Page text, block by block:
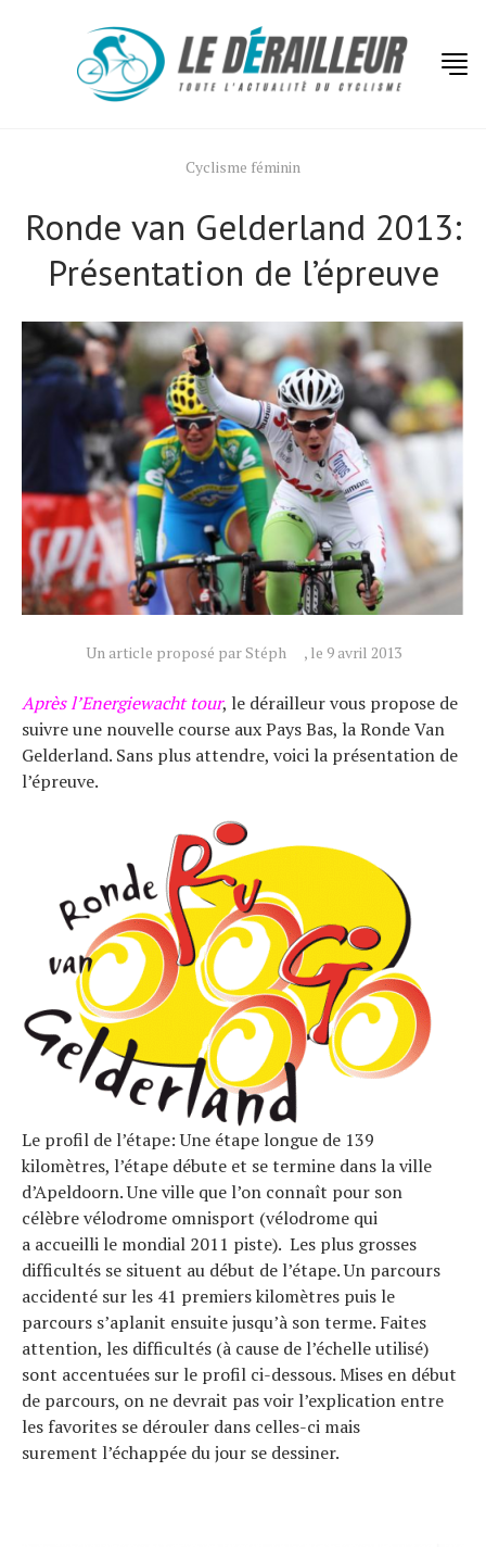
Cyclisme féminin
Ronde van Gelderland 2013:
Présentation de l’épreuve
Un article proposé par Stéph , le 9 avril 2013
Après l’Energiewacht tour, le dérailleur vous propose de
suivre une nouvelle course aux Pays Bas, la Ronde Van
Gelderland. Sans plus attendre, voici la présentation de
l’épreuve.
Le profil de l’étape: Une étape longue de 139
kilomètres, l’étape débute et se termine dans la ville
d’Apeldoorn. Une ville que l’on connaît pour son
célèbre vélodrome omnisport (vélodrome qui
a accueilli le mondial 2011 piste). Les plus grosses
difficultés se situent au début de l’étape. Un parcours
accidenté sur les 41 premiers kilomètres puis le
parcours s’aplanit ensuite jusqu’à son terme. Faites
attention, les difficultés (à cause de l’échelle utilisé)
sont accentuées sur le profil ci-dessous. Mises en début
de parcours, on ne devrait pas voir l’explication entre
les favorites se dérouler dans celles-ci mais
surement l’échappée du jour se dessiner.